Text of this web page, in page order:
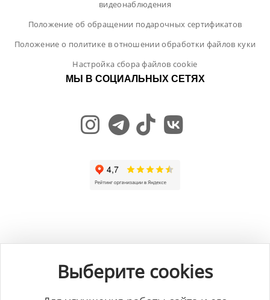
видеонаблюдения
Положение об обращении подарочных сертификатов
Положение о политике в отношении обработки файлов куки
Настройка сбора файлов cookie
МЫ В СОЦИАЛЬНЫХ СЕТЯХ
выданное Главным управлением юстиции Гродненского
горисполкома.
Выберите cookies